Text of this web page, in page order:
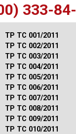
333-
ТР ТС 001/2011
ТР ТС 002/2011
ТР ТС 003/2011
ТР ТС 004/2011
ТР ТС 005/2011
ТР ТС 006/2011
ТР ТС 007/2011
ТР ТС 008/2011
ТР ТС 009/2011
ТР ТС 010/2011